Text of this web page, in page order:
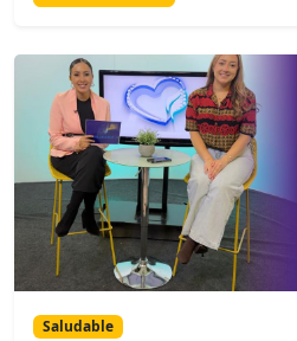
Saludable